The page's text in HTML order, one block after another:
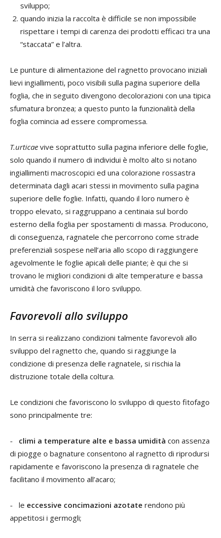
sviluppo;
quando inizia la raccolta è difficile se non impossibile
rispettare i tempi di carenza dei prodotti efficaci tra una
“staccata” e l’altra.
Le punture di alimentazione del ragnetto provocano iniziali
lievi ingiallimenti, poco visibili sulla pagina superiore della
foglia, che in seguito divengono decolorazioni con una tipica
sfumatura bronzea; a questo punto la funzionalità della
foglia comincia ad essere compromessa.
T.urticae vive soprattutto sulla pagina inferiore delle foglie,
solo quando il numero di individui è molto alto si notano
ingiallimenti macroscopici ed una colorazione rossastra
determinata dagli acari stessi in movimento sulla pagina
superiore delle foglie. Infatti, quando il loro numero è
troppo elevato, si raggruppano a centinaia sul bordo
esterno della foglia per spostamenti di massa. Producono,
di conseguenza, ragnatele che percorrono come strade
preferenziali sospese nell’aria allo scopo di raggiungere
agevolmente le foglie apicali delle piante; è qui che si
trovano le migliori condizioni di alte temperature e bassa
umidità che favoriscono il loro sviluppo.
Favorevoli allo sviluppo
In serra si realizzano condizioni talmente favorevoli allo
sviluppo del ragnetto che, quando si raggiunge la
condizione di presenza delle ragnatele, si rischia la
distruzione totale della coltura.
Le condizioni che favoriscono lo sviluppo di questo fitofago
sono principalmente tre:
- climi a temperature alte e bassa umidità con assenza
di piogge o bagnature consentono al ragnetto di riprodursi
rapidamente e favoriscono la presenza di ragnatele che
facilitano il movimento all’acaro;
- le eccessive concimazioni azotate rendono più
appetitosi i germogli;